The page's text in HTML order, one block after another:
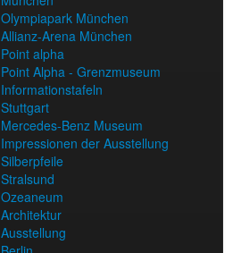
Olympiapark München
Allianz-Arena München
Point alpha
Point Alpha - Grenzmuseum
Informationstafeln
Stuttgart
Mercedes-Benz Museum
Impressionen der Ausstellung
Silberpfeile
Stralsund
Ozeaneum
Architektur
Ausstellung